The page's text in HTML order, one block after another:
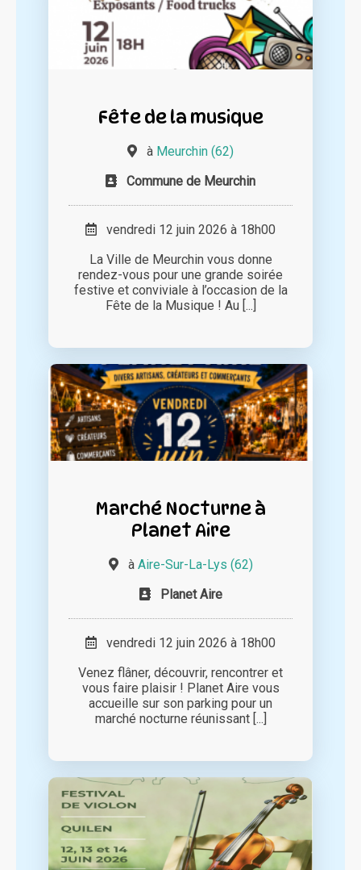
Fête de la musique
à Meurchin (62)
Commune de Meurchin
vendredi 12 juin 2026 à 18h00
La Ville de Meurchin vous donne
rendez-vous pour une grande soirée
festive et conviviale à l’occasion de la
Fête de la Musique ! Au [...]
Marché Nocturne à
Planet Aire
à Aire-Sur-La-Lys (62)
Planet Aire
vendredi 12 juin 2026 à 18h00
Venez flâner, découvrir, rencontrer et
vous faire plaisir ! Planet Aire vous
accueille sur son parking pour un
marché nocturne réunissant [...]